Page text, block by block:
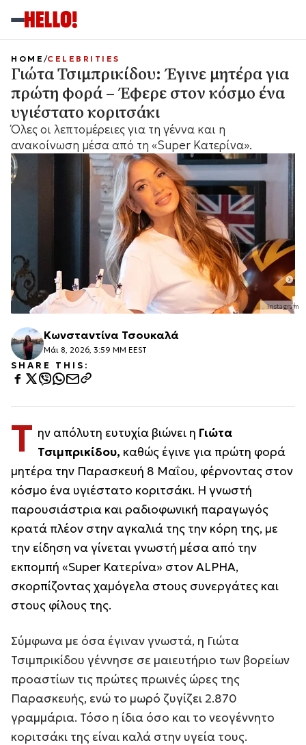
Instagram
HOME CELEBRITIES
Γιώτα Τσιμπρικίδου: Έγινε μητέρα για
πρώτη φορά – Έφερε στον κόσμο ένα
υγιέστατο κοριτσάκι
Όλες οι λεπτομέρειες για τη γέννα και η
ανακοίνωση μέσα από τη «Super Κατερίνα».
Κωνσταντίνα Τσουκαλά
Μάι 8, 2026, 3:59 ΜΜ EEST
SHARE THIS:
Τ ην απόλυτη ευτυχία βιώνει η Γιώτα
Τσιμπρικίδου, καθώς έγινε για πρώτη φορά
μητέρα την Παρασκευή 8 Μαΐου, φέρνοντας στον
κόσμο ένα υγιέστατο κοριτσάκι. Η γνωστή
παρουσιάστρια και ραδιοφωνική παραγωγός
κρατά πλέον στην αγκαλιά της την κόρη της, με
την είδηση να γίνεται γνωστή μέσα από την
εκπομπή «Super Κατερίνα» στον ALPHA,
σκορπίζοντας χαμόγελα στους συνεργάτες και
στους φίλους της.
Σύμφωνα με όσα έγιναν γνωστά, η Γιώτα
Τσιμπρικίδου γέννησε σε μαιευτήριο των βορείων
προαστίων τις πρώτες πρωινές ώρες της
Παρασκευής, ενώ το μωρό ζυγίζει 2.870
γραμμάρια. Τόσο η ίδια όσο και το νεογέννητο
κοριτσάκι της είναι καλά στην υγεία τους.